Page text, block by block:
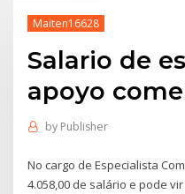
Maiten16628
Salario de
apoyo
by Publisher
No cargo de Especialista
4.058,00 de salário e pode